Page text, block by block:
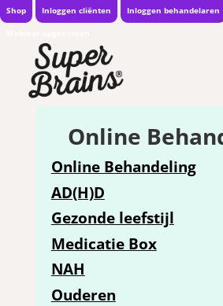
Shop Inloggen cliënten Inloggen behandelaren
Online
Online Behandeling
AD(H)D
Gezonde leefstijl
Medicatie Box
NAH
Ouderen